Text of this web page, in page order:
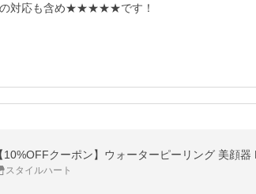
の対応も含め★★★★★です！
【10%OFFクーポン】ウォーターピーリング 美顔
スタイルハート